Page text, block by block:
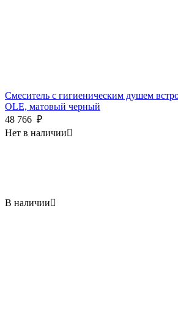
Смеситель с гигиеническим душем
OLE, матовый черный
48 766 ₽
Нет в наличии
В наличии